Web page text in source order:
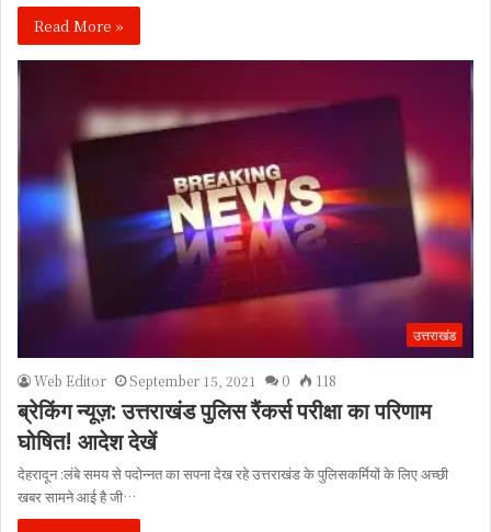
Read More »
उत्तराखंड
Web Editor September 15, 2021 0 118
ब्रेकिंग न्यूज़: उत्तराखंड पुलिस रैंकर्स परीक्षा का परिणाम
घोषित! आदेश देखें
देहरादून :लंबे समय से पदोन्नत का सपना देख रहे उत्तराखंड के पुलिसकर्मियों के लिए अच्छी
खबर सामने आई है जी…